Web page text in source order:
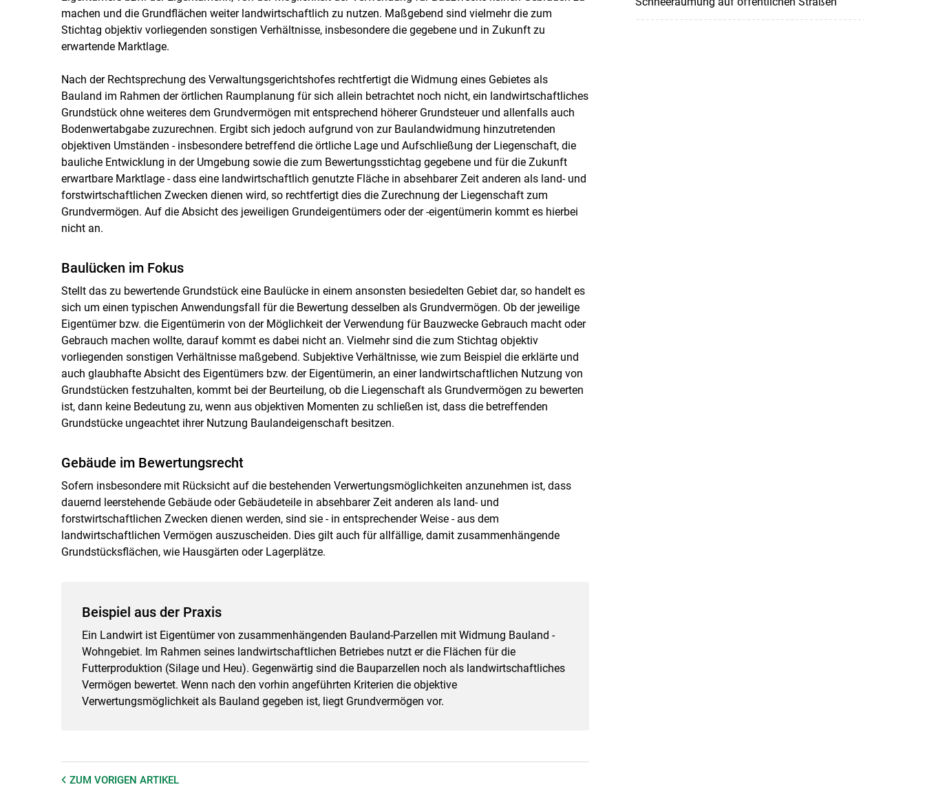
machen und die Grundflächen weiter landwirtschaftlich zu nutzen. Maßgebend sind vielmehr die zum
Stichtag objektiv vorliegenden sonstigen Verhältnisse, insbesondere die gegebene und in Zukunft zu
erwartende Marktlage.
Nach der Rechtsprechung des Verwaltungsgerichtshofes rechtfertigt die Widmung eines Gebietes als
Bauland im Rahmen der örtlichen Raumplanung für sich allein betrachtet noch nicht, ein landwirtschaftliches
Grundstück ohne weiteres dem Grundvermögen mit entsprechend höherer Grundsteuer und allenfalls auch
Bodenwertabgabe zuzurechnen. Ergibt sich jedoch aufgrund von zur Baulandwidmung hinzutretenden
objektiven Umständen - insbesondere betreffend die örtliche Lage und Aufschließung der Liegenschaft, die
bauliche Entwicklung in der Umgebung sowie die zum Bewertungsstichtag gegebene und für die Zukunft
erwartbare Marktlage - dass eine landwirtschaftlich genutzte Fläche in absehbarer Zeit anderen als land- und
forstwirtschaftlichen Zwecken dienen wird, so rechtfertigt dies die Zurechnung der Liegenschaft zum
Grundvermögen. Auf die Absicht des jeweiligen Grundeigentümers oder der -eigentümerin kommt es hierbei
nicht an.
Baulücken im Fokus
Stellt das zu bewertende Grundstück eine Baulücke in einem ansonsten besiedelten Gebiet dar, so handelt es
sich um einen typischen Anwendungsfall für die Bewertung desselben als Grundvermögen. Ob der jeweilige
Eigentümer bzw. die Eigentümerin von der Möglichkeit der Verwendung für Bauzwecke Gebrauch macht oder
Gebrauch machen wollte, darauf kommt es dabei nicht an. Vielmehr sind die zum Stichtag objektiv
vorliegenden sonstigen Verhältnisse maßgebend. Subjektive Verhältnisse, wie zum Beispiel die erklärte und
auch glaubhafte Absicht des Eigentümers bzw. der Eigentümerin, an einer landwirtschaftlichen Nutzung von
Grundstücken festzuhalten, kommt bei der Beurteilung, ob die Liegenschaft als Grundvermögen zu bewerten
ist, dann keine Bedeutung zu, wenn aus objektiven Momenten zu schließen ist, dass die betreffenden
Grundstücke ungeachtet ihrer Nutzung Baulandeigenschaft besitzen.
Gebäude im Bewertungsrecht
Sofern insbesondere mit Rücksicht auf die bestehenden Verwertungsmöglichkeiten anzunehmen ist, dass
dauernd leerstehende Gebäude oder Gebäudeteile in absehbarer Zeit anderen als land- und
forstwirtschaftlichen Zwecken dienen werden, sind sie - in entsprechender Weise - aus dem
landwirtschaftlichen Vermögen auszuscheiden. Dies gilt auch für allfällige, damit zusammenhängende
Grundstücksflächen, wie Hausgärten oder Lagerplätze.
Beispiel aus der Praxis
Ein Landwirt ist Eigentümer von zusammenhängenden Bauland-Parzellen mit Widmung Bauland -
Wohngebiet. Im Rahmen seines landwirtschaftlichen Betriebes nutzt er die Flächen für die
Futterproduktion (Silage und Heu). Gegenwärtig sind die Bauparzellen noch als landwirtschaftliches
Vermögen bewertet. Wenn nach den vorhin angeführten Kriterien die objektive
Verwertungsmöglichkeit als Bauland gegeben ist, liegt Grundvermögen vor.
ZUM VORIGEN ARTIKEL